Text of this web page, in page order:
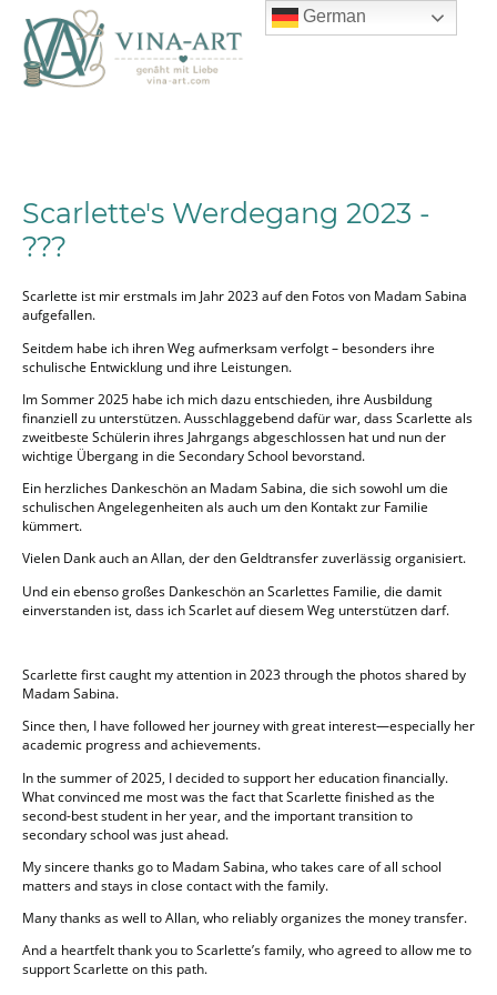
Scarlette's Werdegang 2023 -
???
Scarlette ist mir erstmals im Jahr 2023 auf den Fotos von Madam Sabina
aufgefallen.
Seitdem habe ich ihren Weg aufmerksam verfolgt – besonders ihre
schulische Entwicklung und ihre Leistungen.
Im Sommer 2025 habe ich mich dazu entschieden, ihre Ausbildung
finanziell zu unterstützen. Ausschlaggebend dafür war, dass Scarlette als
zweitbeste Schülerin ihres Jahrgangs abgeschlossen hat und nun der
wichtige Übergang in die Secondary School bevorstand.
Ein herzliches Dankeschön an Madam Sabina, die sich sowohl um die
schulischen Angelegenheiten als auch um den Kontakt zur Familie
kümmert.
Vielen Dank auch an Allan, der den Geldtransfer zuverlässig organisiert.
Und ein ebenso großes Dankeschön an Scarlettes Familie, die damit
einverstanden ist, dass ich Scarlet auf diesem Weg unterstützen darf.
Scarlette first caught my attention in 2023 through the photos shared by
Madam Sabina.
Since then, I have followed her journey with great interest—especially her
academic progress and achievements.
In the summer of 2025, I decided to support her education financially.
What convinced me most was the fact that Scarlette finished as the
second-best student in her year, and the important transition to
secondary school was just ahead.
My sincere thanks go to Madam Sabina, who takes care of all school
matters and stays in close contact with the family.
Many thanks as well to Allan, who reliably organizes the money transfer.
And a heartfelt thank you to Scarlette’s family, who agreed to allow me to
support Scarlette on this path.
German